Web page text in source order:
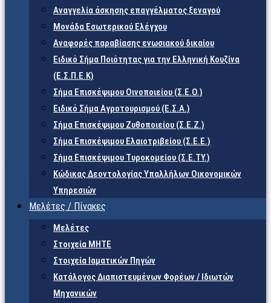
Αναγγελία άσκησης επαγγέλματος ξεναγού
Μονάδα Εσωτερικού Ελέγχου
Αναφορές παραβίασης ενωσιακού δικαίου
Ειδικό Σήμα Ποιότητας για την Ελληνική Κουζίνα
(Ε.Σ.Π.Ε.Κ)
Σήμα Επισκέψιμου Οινοποιείου (Σ.Ε.Ο.)
Ειδικό Σήμα Αγροτουρισμού (Ε.Σ.Α.)
Σήμα Επισκέψιμου Ζυθοποιείου (Σ.Ε.Ζ.)
Σήμα Επισκέψιμου Ελαιοτριβείου (Σ.Ε.Ε.)
Σήμα Επισκέψιμου Τυροκομείου (Σ.Ε.TY.)
Κώδικας Δεοντολογίας Υπαλλήλων Οικονομικών
Υπηρεσιών
Μελέτες / Πίνακες
Μελέτες
Στοιχεία ΜΗΤΕ
Στοιχεία Ιαματικών Πηγών
Κατάλογος Διαπιστευμένων Φορέων / Ιδιωτών
Μηχανικών